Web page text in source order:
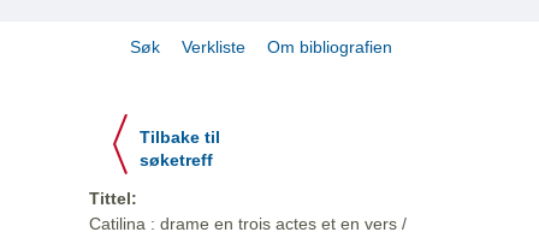
Søk Verkliste Om bibliografien
Tilbake til
søketreff
Tittel:
Catilina : drame en trois actes et en vers /